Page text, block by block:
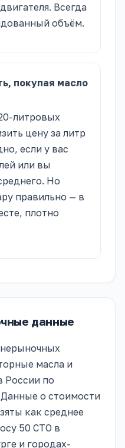
Всегда
объём.
покупая масло
литровых
цену за литр
если у вас
или вы
Но
правильно — в
плотно
данные
масла и
России по
о стоимости
как среднее
50 СТО в
и городах-